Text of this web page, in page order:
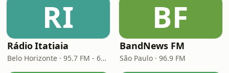
RI
Rádio Itatiaia
Belo Horizonte · 95.7 FM - 610 AM
BF
BandNews FM
São Paulo · 96.9 FM